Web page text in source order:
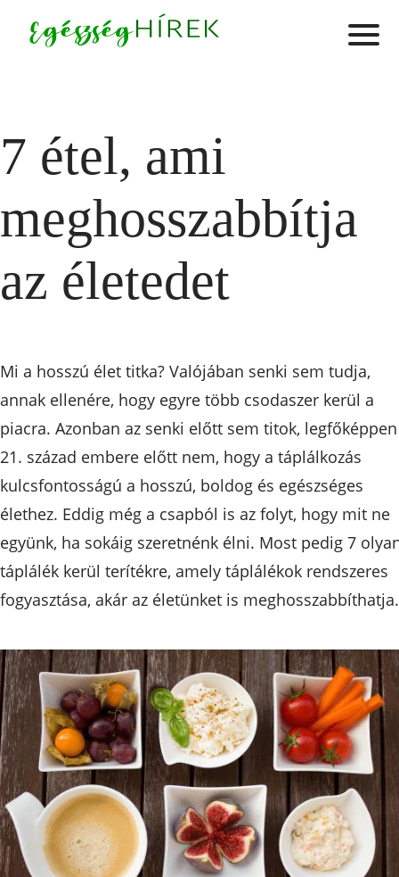
7 étel, ami
meghosszabbítja
az életedet
Mi a hosszú élet titka? Valójában senki sem tudja,
annak ellenére, hogy egyre több csodaszer kerül a
piacra. Azonban az senki előtt sem titok,
21. század embere előtt nem, hogy a táplálkozás
kulcsfontosságú a hosszú, boldog és egészséges
élethez. Eddig még a csapból is az folyt, hogy mit ne
együnk, ha sokáig szeretnénk élni. Most pedig 7
táplálék kerül terítékre, amely táplálékok rendszeres
fogyasztása, akár az életünket is meghosszabbíthatja.